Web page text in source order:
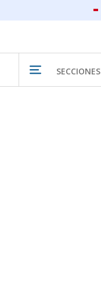
SECCIONES